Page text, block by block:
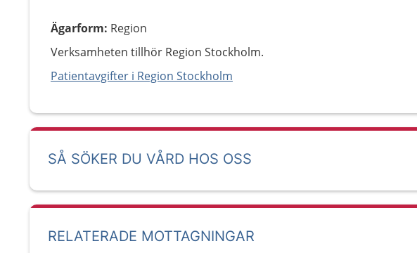
Ägarform: Region
Verksamheten tillhör Region Stockholm.
Patientavgifter i Region Stockholm
SÅ SÖKER DU VÅRD HOS OSS
RELATERADE MOTTAGNINGAR